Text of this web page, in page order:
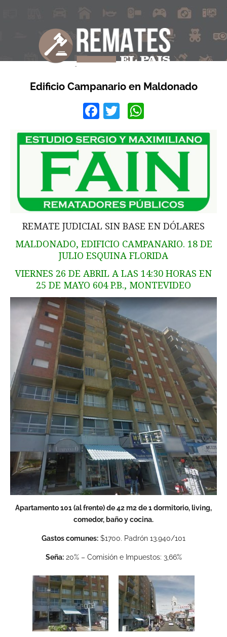
Edificio Campanario en Maldonado
Facebook
Twitter
REMATE JUDICIAL SIN BASE EN DÓLARES
MALDONADO, EDIFICIO CAMPANARIO. 18 DE
JULIO ESQUINA FLORIDA
VIERNES 26 DE ABRIL A LAS 14:30 HORAS EN
25 DE MAYO 604 P.B., MONTEVIDEO
Apartamento 101 (al frente) de 42 m2 de 1 dormitorio, living,
comedor, baño y cocina.
Gastos comunes: $1700. Padrón 13.940/101
Seña:20% – Comisión e Impuestos: 3,66%